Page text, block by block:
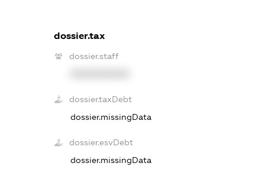
dossier.tax
dossier.staff
dossier.taxDebt
dossier.missingData
dossier.esvDebt
dossier.missingData